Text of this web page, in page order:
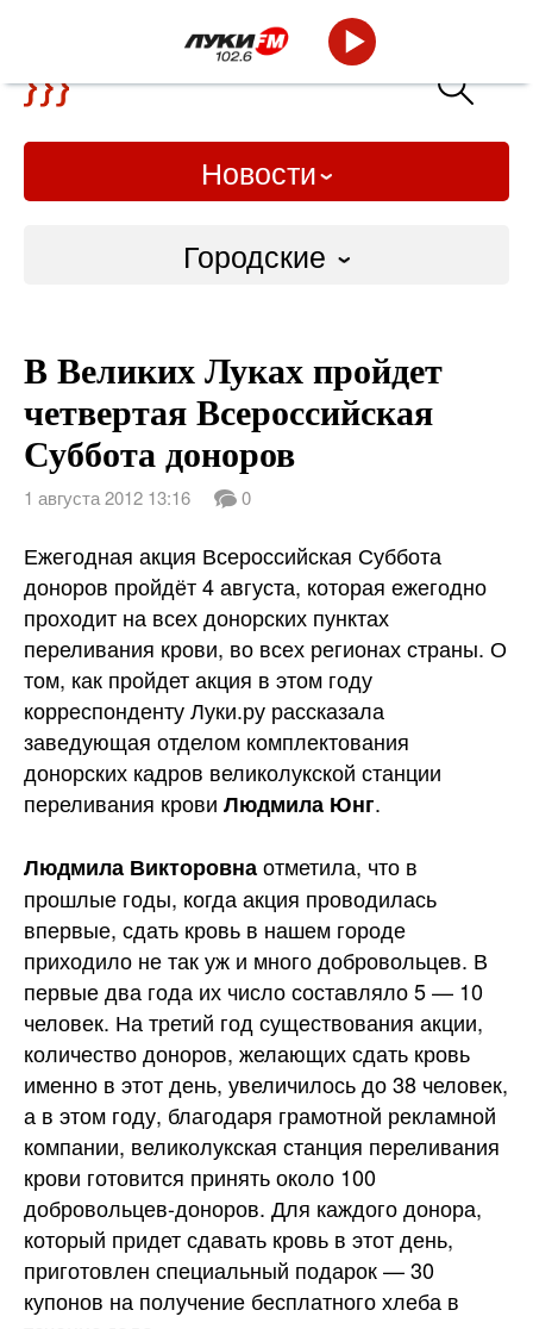
Новости
Городские
Слово Дело
Народные
ВТРК
В Великих Луках пройдет
четвертая Всероссийская
Суббота доноров
1 августа 2012 13:16 0
Ежегодная акция Всероссийская Суббота
доноров пройдёт 4 августа, которая ежегодно
проходит на всех донорских пунктах
переливания крови, во всех регионах страны. О
том, как пройдет акция в этом году
корреспонденту Луки.ру рассказала
заведующая отделом комплектования
донорских кадров великолукской станции
переливания крови Людмила Юнг.
Людмила Викторовнаотметила, что в
прошлые годы, когда акция проводилась
впервые, сдать кровь в нашем городе
приходило не так уж и много добровольцев. В
первые два года их число составляло 5 — 10
человек. На третий год существования акции,
количество доноров, желающих сдать кровь
именно в этот день, увеличилось до 38 человек,
а в этом году, благодаря грамотной рекламной
компании, великолукская станция переливания
крови готовится принять около 100
добровольцев-доноров. Для каждого донора,
который придет сдавать кровь в этот день,
приготовлен специальный подарок — 30
купонов на получение бесплатного хлеба в